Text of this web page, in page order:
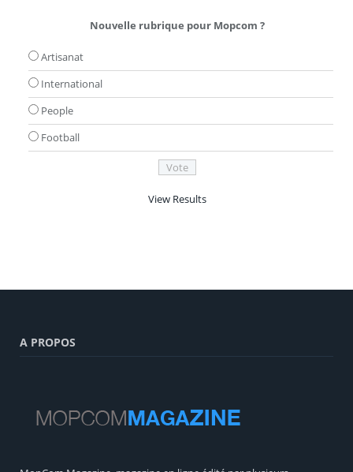
Nouvelle rubrique pour Mopcom ?
Artisanat
International
People
Football
View Results
A PROPOS